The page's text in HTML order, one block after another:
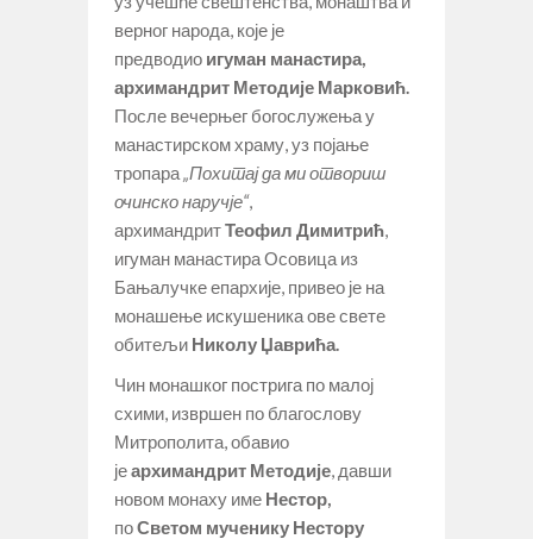
верног народа, које је
предводио игуман манастира,
архимандрит Методије Марковић
После вечерњег богослужења у
манастирском храму, уз појање
тропара „Похитај да ми отвориш
очинско наручје“,
архимандритТеофил Димитрић
игуман манастира Осовица из
Бањалучке епархије, привео је на
монашење искушеника ове свете
обитељи Николу Џаврића
Чин монашког пострига по малој
схими, извршен по благослову
Митрополита, обавио
јеархимандрит Методије , давши
новом монаху име Нестор
поСветом мученику Нестору